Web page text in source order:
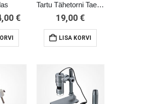
€.
€Current
24,00 €.
Tartu Tähetorni Taevakaart (planisfäär)
19,00 €
LISA KORVI